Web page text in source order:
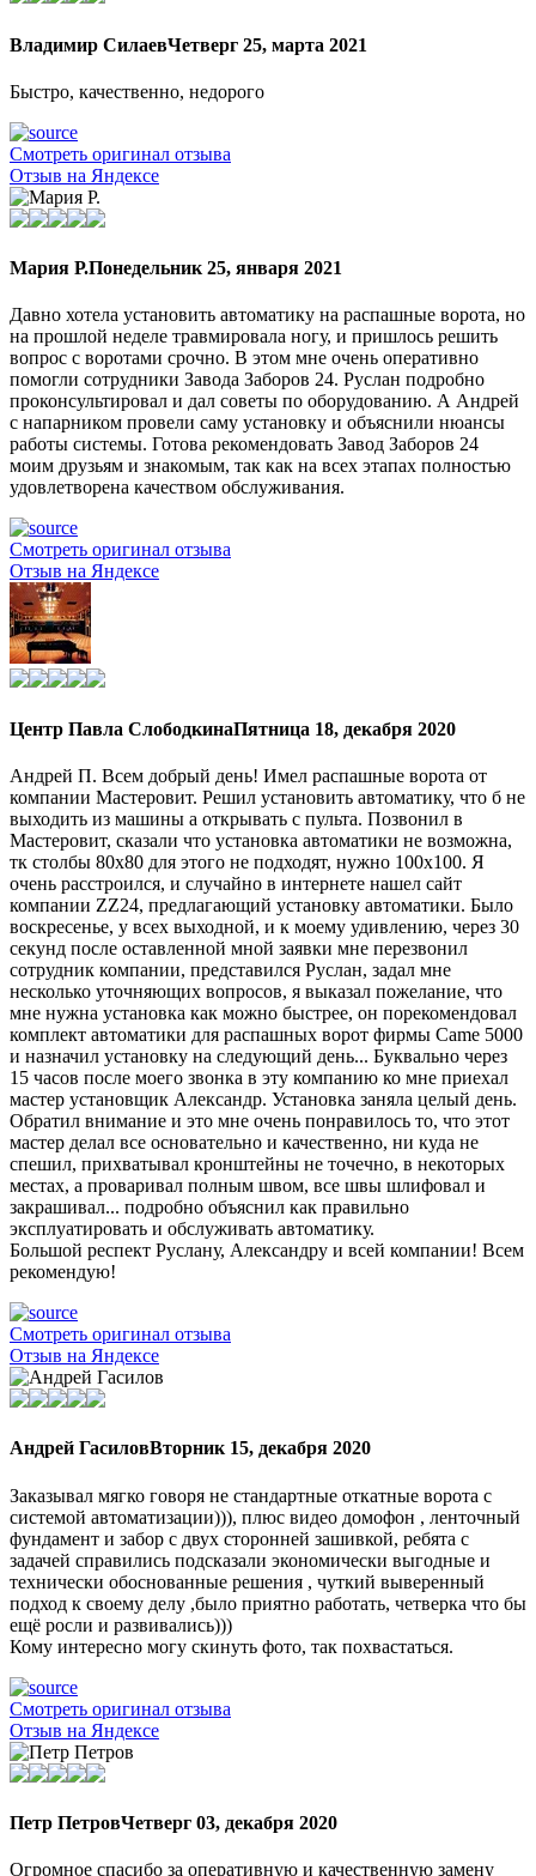
Владимир СилаевЧетверг 25, марта 2021
Быстро, качественно, недорого
Смотреть оригинал отзыва
Отзыв на Яндексе
Мария Р.Понедельник 25, января 2021
Давно хотела установить автоматику на распашные ворота, но
на прошлой неделе травмировала ногу, и пришлось решить
вопрос с воротами срочно. В этом мне очень оперативно
помогли сотрудники Завода Заборов 24. Руслан подробно
проконсультировал и дал советы по оборудованию. А Андрей
с напарником провели саму установку и объяснили нюансы
работы системы. Готова рекомендовать Завод Заборов 24
моим друзьям и знакомым, так как на всех этапах полностью
удовлетворена качеством обслуживания.
Смотреть оригинал отзыва
Отзыв на Яндексе
Центр Павла СлободкинаПятница 18, декабря 2020
Андрей П. Всем добрый день! Имел распашные ворота от
компании Мастеровит. Решил установить автоматику, что б не
выходить из машины а открывать с пульта. Позвонил в
Мастеровит, сказали что установка автоматики не возможна,
тк столбы 80х80 для этого не подходят, нужно 100х100. Я
очень расстроился, и случайно в интернете нашел сайт
компании ZZ24, предлагающий установку автоматики. Было
воскресенье, у всех выходной, и к моему удивлению, через 30
секунд после оставленной мной заявки мне перезвонил
сотрудник компании, представился Руслан, задал мне
несколько уточняющих вопросов, я выказал пожелание, что
мне нужна установка как можно быстрее, он порекомендовал
комплект автоматики для распашных ворот фирмы Came 5000
и назначил установку на следующий день... Буквально через
15 часов после моего звонка в эту компанию ко мне приехал
мастер установщик Александр. Установка заняла целый день.
Обратил внимание и это мне очень понравилось то, что этот
мастер делал все основательно и качественно, ни куда не
спешил, прихватывал кронштейны не точечно, в некоторых
местах, а проваривал полным швом, все швы шлифовал и
закрашивал... подробно объяснил как правильно
эксплуатировать и обслуживать автоматику.
Большой респект Руслану, Александру и всей компании! Всем
рекомендую!
Смотреть оригинал отзыва
Отзыв на Яндексе
Андрей ГасиловВторник 15, декабря 2020
Заказывал мягко говоря не стандартные откатные ворота с
системой автоматизации))), плюс видео домофон , ленточный
фундамент и забор с двух сторонней зашивкой, ребята с
задачей справились подсказали экономически выгодные и
технически обоснованные решения , чуткий выверенный
подход к своему делу ,было приятно работать, четверка что бы
ещё росли и развивались)))
Кому интересно могу скинуть фото, так похвастаться.
Смотреть оригинал отзыва
Отзыв на Яндексе
Петр ПетровЧетверг 03, декабря 2020
Огромное спасибо за оперативную и качественную замену